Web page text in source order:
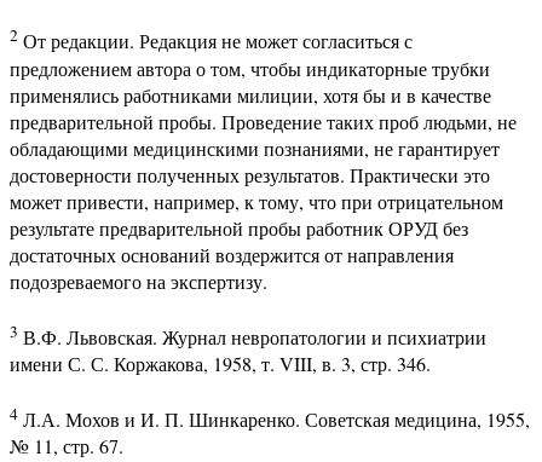
2 От редакции. Редакция не может согласиться с
предложением автора о том, чтобы индикаторные трубки
применялись работниками милиции, хотя бы и в качестве
предварительной пробы. Проведение таких проб людьми, не
обладающими медицинскими познаниями, не гарантирует
достоверности полученных результатов. Практически это
может привести, например, к тому, что при отрицательном
результате предварительной пробы работник ОРУД без
достаточных оснований воздержится от направления
подозреваемого на экспертизу.
3 В.Ф. Львовская. Журнал невропатологии и психиатрии
имени С. С. Коржакова, 1958, т. VIII, в. 3, стр. 346.
4 Л.А. Мохов и И. П. Шинкаренко. Советская медицина, 1955,
№ 11, стр. 67.